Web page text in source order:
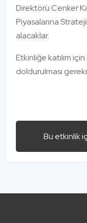
Direktörü Cenker
Piyasalarına
alacaklar.
Etkinliğe katılım
doldurulması
Bu etkinlik